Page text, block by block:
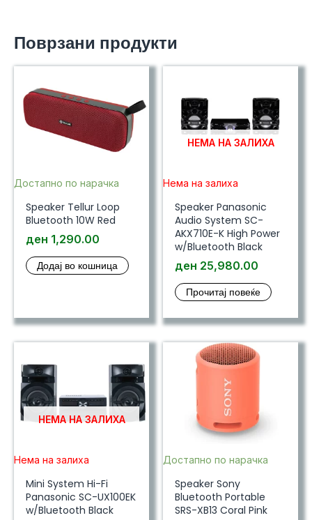
Поврзани продукти
Достапно по нарачка
Speaker Tellur Loop
Bluetooth 10W Red
ден 1,290.00
Додај во кошница
НЕМА НА ЗАЛИХА
Нема на залиха
Speaker Panasonic
Audio System SC-
AKX710E-K High Power
w/Bluetooth Black
ден 25,980.00
Прочитај повеќе
НЕМА НА ЗАЛИХА
Нема на залиха
Mini System Hi-Fi
Panasonic SC-UX100EK
w/Bluetooth Black
Достапно по нарачка
Speaker Sony
Bluetooth Portable
SRS-XB13 Coral Pink